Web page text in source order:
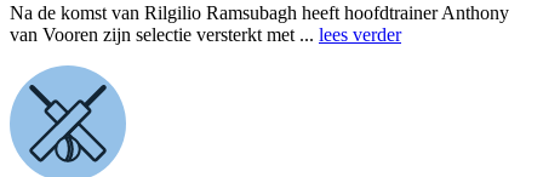
Na de komst van Rilgilio Ramsubagh heeft hoofdtrainer Anthony
van Vooren zijn selectie versterkt met ... lees verder